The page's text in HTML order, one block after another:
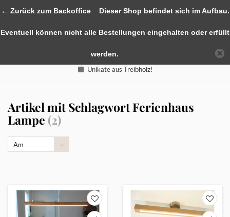
Unikate aus Treibholz!
Artikel mit Schlagwort Ferienhaus
Lampe (2)
Am
← Zurück zum BackofficeDieser Shop befindet sich im Aufbau.
Eventuell können nicht alle Bestellungen eingehalten oder erfüllt
werden.